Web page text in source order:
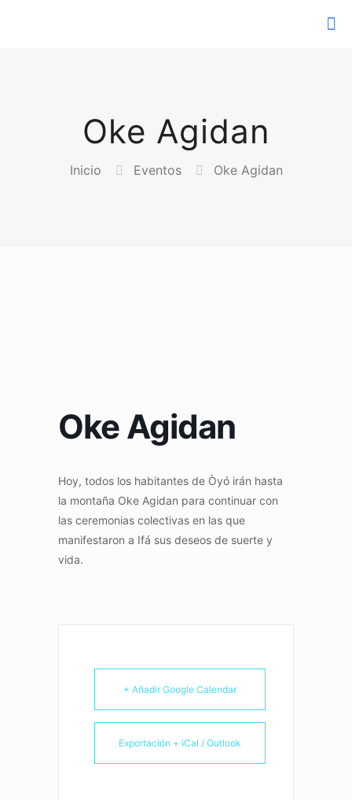
Oke Agidan
Inicio Eventos Oke Agidan
Oke Agidan
Hoy, todos los habitantes de Òyó irán hasta
la montaña Oke Agidan para continuar con
las ceremonias colectivas en las que
manifestaron a Ifá sus deseos de suerte y
vida.
+ Añadir Google Calendar
Exportación + iCal / Outlook